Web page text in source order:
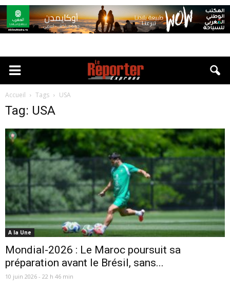
Accueil Tags USA
Tag: USA
A la Une
Mondial-2026 : Le Maroc poursuit sa
préparation avant le Brésil, sans...
10 juin 2026 - 22 h 46 min